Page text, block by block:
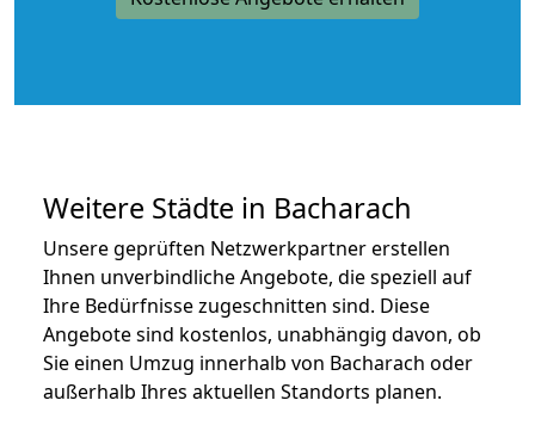
Weitere Städte in Bacharach
Unsere geprüften Netzwerkpartner erstellen
Ihnen unverbindliche Angebote, die speziell auf
Ihre Bedürfnisse zugeschnitten sind. Diese
Angebote sind kostenlos, unabhängig davon, ob
Sie einen Umzug innerhalb von Bacharach oder
außerhalb Ihres aktuellen Standorts planen.